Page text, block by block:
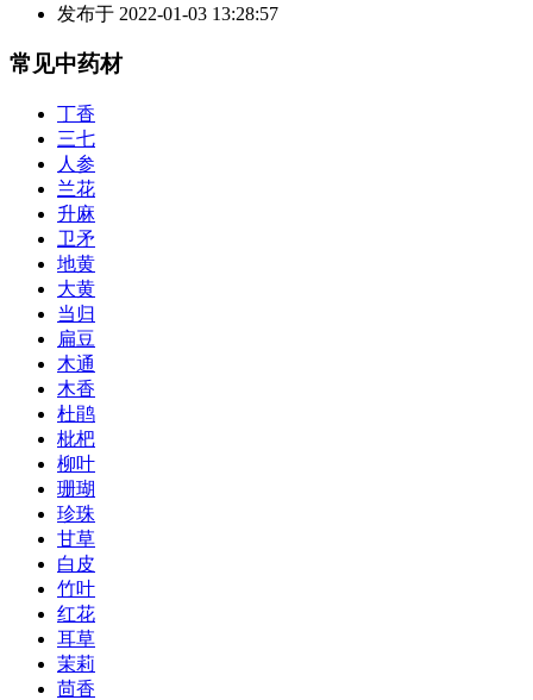
发布于 2022-01-03 13:28:57
常见中药材
丁香
三七
人参
兰花
升麻
卫矛
地黄
大黄
当归
扁豆
木通
木香
杜鹃
枇杷
柳叶
珊瑚
珍珠
甘草
白皮
竹叶
红花
耳草
茉莉
茴香